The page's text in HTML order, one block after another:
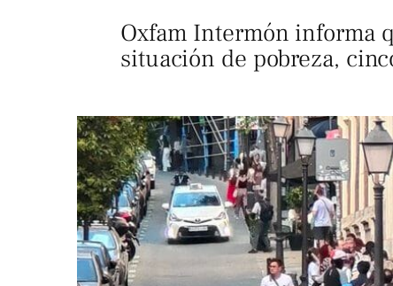
Oxfam Intermón informa
situación de pobreza,